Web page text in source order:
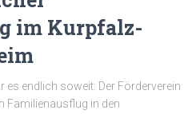
im Kurpfalz-
endlich soweit: Der Förderverein
Familienausflug in den